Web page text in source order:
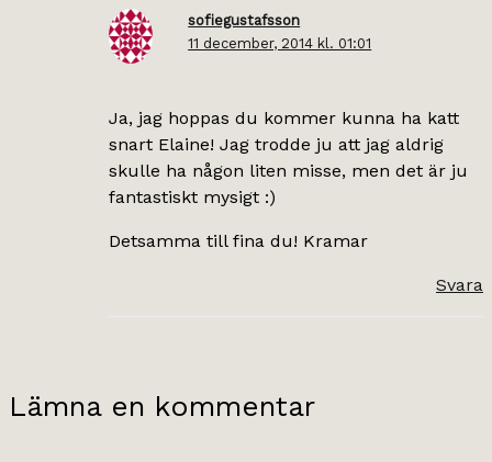
sofiegustafsson
11 december, 2014 kl. 01:01
Ja, jag hoppas du kommer kunna ha katt
snart Elaine! Jag trodde ju att jag aldrig
skulle ha någon liten misse, men det är ju
fantastiskt mysigt :)
Detsamma till fina du! Kramar
Svara
Lämna en kommentar